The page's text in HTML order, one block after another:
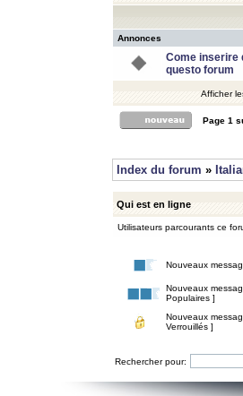
Annonces
Come inserire
questo forum
Afficher
Page 1
Index du forum »
Qui est en ligne
Utilisateurs parcourants ce
Nouveaux
Nouveaux
Populaires ]
Nouveaux
Verrouillés ]
Rechercher pour: